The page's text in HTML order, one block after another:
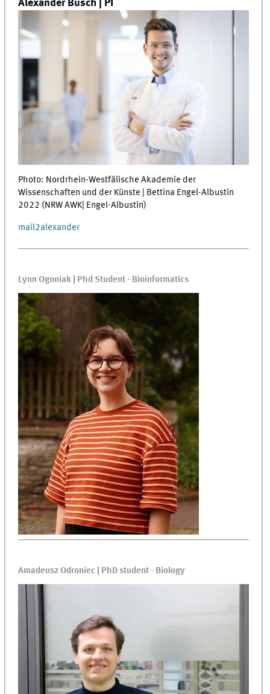
Alexander Busch | PI
Photo: Nordrhein-Westfälische Akademie der
Wissenschaften und der Künste | Bettina Engel-Albustin
2022 (NRW AWK| Engel-Albustin)
mail2alexander
Lynn Ogoniak | Phd Student - Bioinformatics
Amadeusz Odroniec | PhD student - Biology